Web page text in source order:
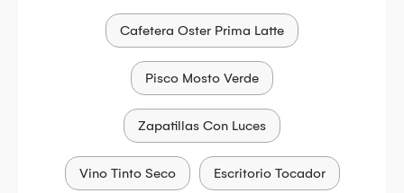
Cafetera Oster Prima Latte
Pisco Mosto Verde
Zapatillas Con Luces
Vino Tinto Seco Escritorio Tocador